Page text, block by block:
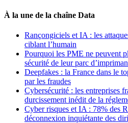
À la une de la chaîne Data
Rançongiciels et IA : les
ciblant l’humain
Pourquoi les PME ne peuvent
sécurité de leur parc
Deepfakes : la France dans le
par les fraudes
Cybersécurité : les entreprises
durcissement inédit de la
Cyber risques et IA : 78% des
déconnexion inquiétante des